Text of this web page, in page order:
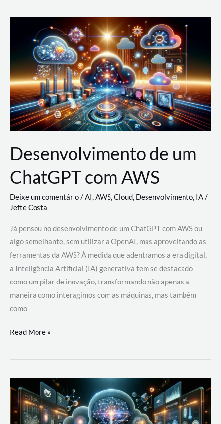
Nuvem:
Google
Cloud,
AWS
e
Azure
Desenvolvimento de um
ChatGPT com AWS
Deixe um comentário/AI,AWS,Cloud, Desenvolvimento, IA/
Jefte Costa
Já pensou no desenvolvimento de um ChatGPT com AWS ou
algo semelhante, sem utilizar a OpenAI, mas aproveitando as
ferramentas da AWS? À medida que adentramos a era digital,
a Inteligência Artificial (IA) generativa tem se destacado
como um pilar de inovação, transformando não apenas a
maneira como interagimos com as máquinas, mas também
como
Desenvolvimento
um
com
AWS
Read More »